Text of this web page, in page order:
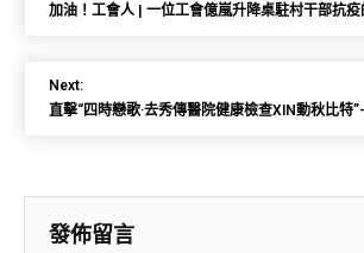
加油！工會人 | 一位工會億嵐升降桌駐村干部抗疫
Next:
直擊“四時戀歌·去秀傳醫院健康檢查XIN動秋比
發佈留言